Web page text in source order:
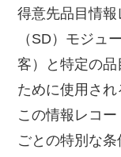
得意先品目情
（SD）モジュ
客）と特定の
ために使用され
この情報レコ
ごとの特別な